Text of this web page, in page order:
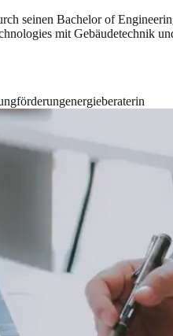
seinen Bachelor of
mit Gebäudetechnik
förderungenergieberaterin